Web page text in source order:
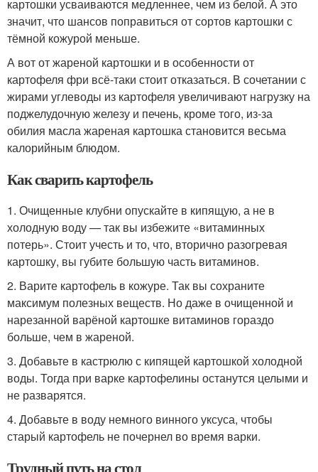
картошки усваиваются медленнее, чем из белой. А это
значит, что шансов поправиться от сортов картошки с
тёмной кожурой меньше.
А вот от жареной картошки и в особенности от
картофеля фри всё-таки стоит отказаться. В сочетании с
жирами углеводы из картофеля увеличивают нагрузку на
поджелудочную железу и печень, кроме того, из-за
обилия масла жареная картошка становится весьма
калорийным блюдом.
Как сварить картофель
1. Очищенные клубни опускайте в кипящую, а не в
холодную воду — так вы избежите «витаминных
потерь». Стоит учесть и то, что, вторично разогревая
картошку, вы губите большую часть витаминов.
2. Варите картофель в кожуре. Так вы сохраните
максимум полезных веществ. Но даже в очищенной и
нарезанной варёной картошке витаминов гораздо
больше, чем в жареной.
3. Добавьте в кастрюлю с кипящей картошкой холодной
воды. Тогда при варке картофелины останутся целыми и
не разварятся.
4. Добавьте в воду немного винного уксуса, чтобы
старый картофель не почернел во время варки.
Трудный путь на стол